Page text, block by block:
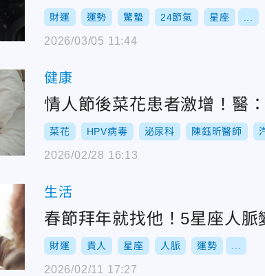
財運 運勢 驚蟄 24節氣 星座
2026/03/05 11:44
健康
情人節後菜花患者激增！醫
菜花 HPV病毒 泌尿科 陳鈺昕醫師
2026/02/28 16:13
生活
春節拜年就找他！5星座人
財運 貴人 星座 人脈 運勢
2026/02/11 17:27